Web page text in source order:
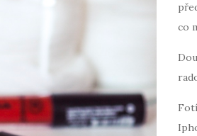
co